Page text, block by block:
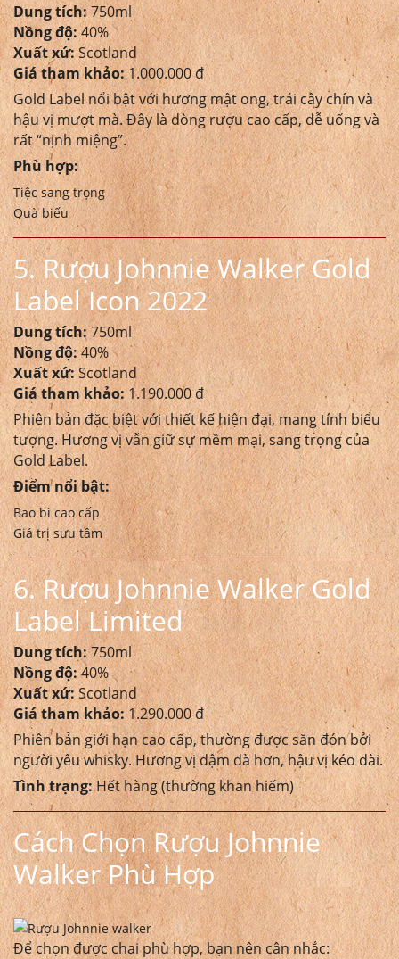
Dung tích:750ml
Nồng độ:40%
Xuất xứ:Scotland
Giá tham khảo:1.000.000 đ
Gold Label nổi bật với hương mật ong, trái cây chín và
hậu vị mượt mà. Đây là dòng rượu cao cấp, dễ uống và
rất “nịnh miệng”.
Phù hợp:
Tiệc sang trọng
Quà biếu
5. Rượu Johnnie Walker Gold
Label Icon 2022
Dung tích:750ml
Nồng độ:40%
Xuất xứ:Scotland
Giá tham khảo:1.190.000 đ
Phiên bản đặc biệt với thiết kế hiện đại, mang tính biểu
tượng. Hương vị vẫn giữ sự mềm mại, sang trọng của
Gold Label.
Điểm nổi bật:
Bao bì cao cấp
Giá trị sưu tầm
6. Rượu Johnnie Walker Gold
Label Limited
Dung tích:750ml
Nồng độ:40%
Xuất xứ:Scotland
Giá tham khảo:1.290.000 đ
Phiên bản giới hạn cao cấp, thường được săn đón bởi
người yêu whisky. Hương vị đậm đà hơn, hậu vị kéo dài.
Tình trạng:Hết hàng (thường khan hiếm)
Cách Chọn Rượu Johnnie
Walker Phù Hợp
Để chọn được chai phù hợp, bạn nên cân nhắc: